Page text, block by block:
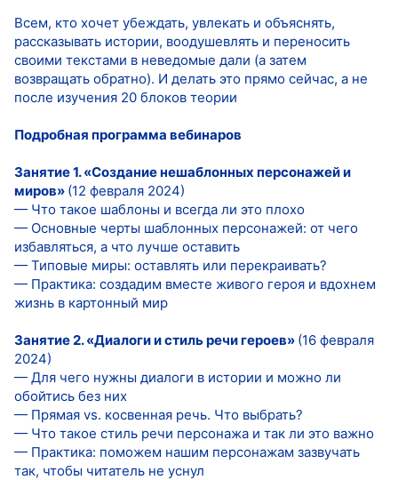
Всем, кто хочет убеждать, увлекать и объяснять,
рассказывать истории, воодушевлять и переносить
своими текстами в неведомые дали (а затем
возвращать обратно). И делать это прямо сейчас, а не
после изучения 20 блоков теории
Подробная программа вебинаров
Занятие 1. «Создание нешаблонных персонажей и
миров» (12 февраля 2024)
— Что такое шаблоны и всегда ли это плохо
— Основные черты шаблонных персонажей: от чего
избавляться, а что лучше оставить
— Типовые миры: оставлять или перекраивать?
— Практика: создадим вместе живого героя и вдохнем
жизнь в картонный мир
Занятие 2. «Диалоги и стиль речи героев» (16 февраля
2024)
— Для чего нужны диалоги в истории и можно ли
обойтись без них
— Прямая vs. косвенная речь. Что выбрать?
— Что такое стиль речи персонажа и так ли это важно
— Практика: поможем нашим персонажам зазвучать
так, чтобы читатель не уснул